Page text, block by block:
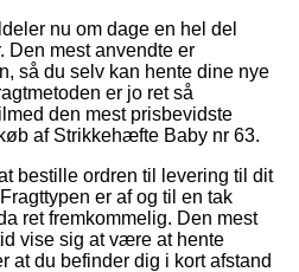
nu om dage en hel del
Den mest anvendte er
så du selv kan hente dine nye
er jo ret så
den mest prisbevidste
af Strikkehæfte Baby nr 63.
bestille ordren til levering til dit
er af og til en tak
ret fremkommelig. Den mest
vise sig at være at hente
at du befinder dig i kort afstand